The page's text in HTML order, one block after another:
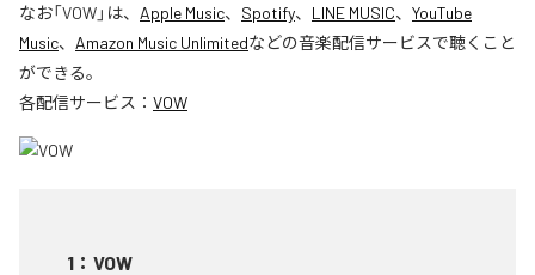
なお「VOW」は、 Apple Music、 Spotify、 LINE MUSIC、 YouTube
Music、 Amazon Music Unlimitedなどの音楽配信サービスで聴くこと
ができる。
各配信サービス： VOW
1 ： VOW